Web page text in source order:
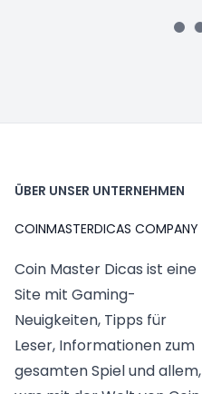
ÜBER UNSER UNTERNEHMEN
COINMASTERDICAS COMPANY
Coin Master Dicas ist eine
Site mit Gaming-
Neuigkeiten, Tipps für
Leser, Informationen zum
gesamten Spiel und allem,